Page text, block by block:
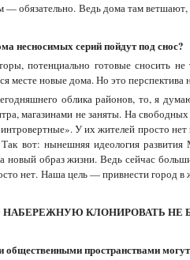
обязательно. Ведь дома там ветшают,
несносимых серий пойдут под снос?
потенциально готовые сносить
месте новые дома. Но это
облика районов, то, я
магазинами не заняты. На
У их жителей просто
вот: нынешняя идеология
новый образ жизни. Ведь сейчас
нет. Наша цель — привнести город в
КЛОНИРОВАТЬ НЕ
пространствами